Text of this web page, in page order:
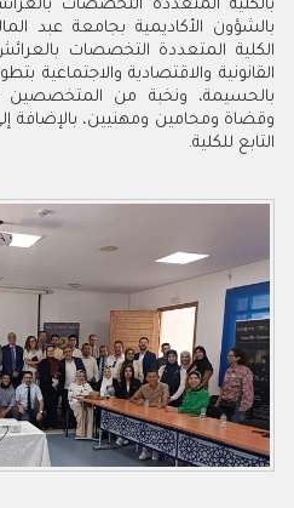
بالكلية المتعددة التخصصات
بالشؤون الأكاديمية بجامعة عبد
الكلية المتعددة التخصصات
القانونية والاقتصادية والاجتماعية
بالحسيمة، ونخبة من
وقضاة ومحامين ومهنيين، بالإضافة
التابع للكلية.